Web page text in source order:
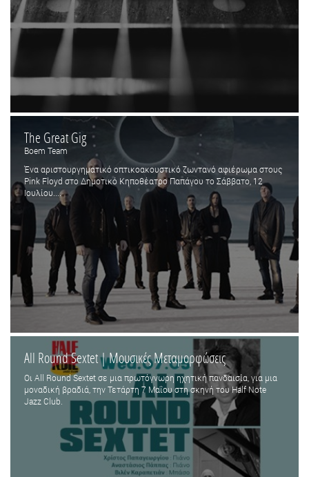
The Great Gig
Boem Team
Ένα αριστουργηματικό οπτικοακουστικό ζωντανό αφιέρωμα στους
Pink Floyd στο Δημοτικό Κηποθέατρο Παπάγου το Σάββατο, 12
Ιουλίου....
All Round Sextet | Μουσικές Μεταμορφώσεις
Οι All Round Sextet σε μια πρωτόγνωρη ηχητική πανδαισία, για μια
μοναδική βραδιά, την Τετάρτη 7 Μαΐου στη σκηνή του Half Note
Jazz Club.